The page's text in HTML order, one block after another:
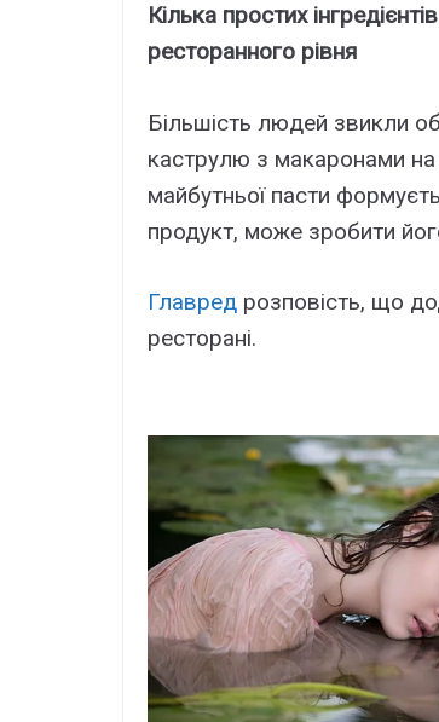
Кілька простих
ресторанного рівня
Більшість людей звикли
каструлю з макаронами на
майбутньої пасти
продукт, може зробити
Главред розповість, що
ресторані.